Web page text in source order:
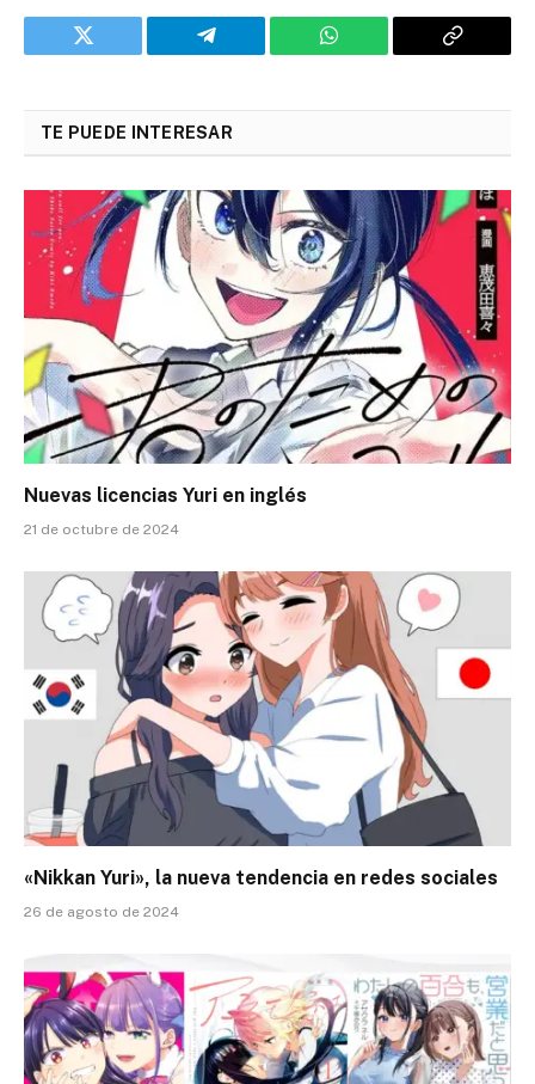
Twitter Telegram WhatsApp
Copy
TE PUEDE INTERESAR
Nuevas licencias Yuri en inglés
21 de octubre de 2024
«Nikkan Yuri», la nueva tendencia en redes sociales
26 de agosto de 2024